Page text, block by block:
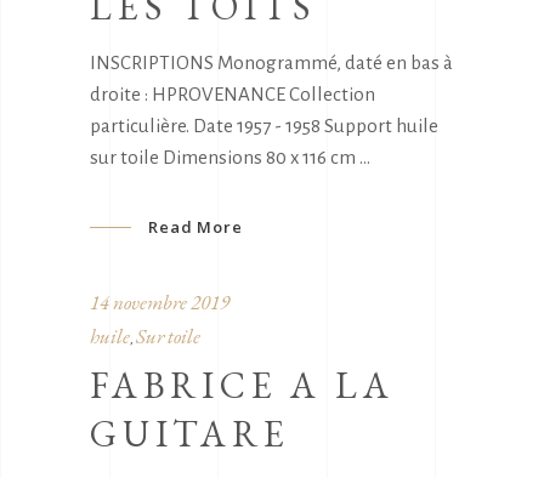
INSCRIPTIONS Monogrammé, daté en bas à
droite : HPROVENANCE Collection
particulière. Date 1957 - 1958 Support huile
sur toile Dimensions 80 x 116 cm
Read More
14 novembre 2019
huile, Sur toile
FABRICE A LA
GUITARE